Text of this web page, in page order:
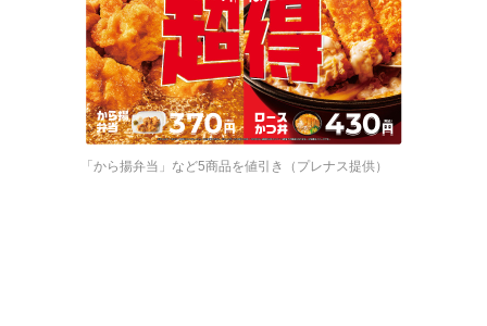
「から揚弁当」など5商品を値引き（プレナス提供）